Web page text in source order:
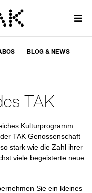
BLOG & NEWS
TAK
Kulturprogramm
TAK Genossenschaft
stark wie die Zahl ihrer
viele begeisterte neue
Sie ein kleines